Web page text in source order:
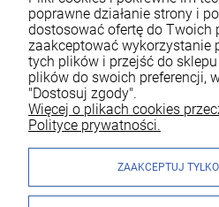
poprawne działanie strony i
dostosować ofertę do Twoich
zaakceptować wykorzystanie
tych plików i przejść do
plików do swoich preferencji,
"Dostosuj zgody".
Więcej o plikach cookies
Polityce prywatności.
ZAAKCEPTUJ